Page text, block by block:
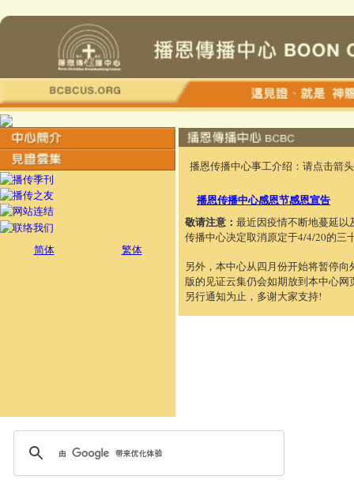
播恩传播中心事工介绍：请点击箭
播恩传播中心感恩节感恩宣告
敬请注意： 最近因疫情不断地蔓延
传播中心决定取消原定于4/4/20的三
另外，本中心从四月份开始将暂停
版的见证云集仍会如期放到本中心
另行通知为止，多谢大家支持!
简体 繁体